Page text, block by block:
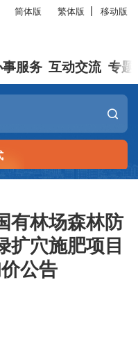
简体版 繁体版 移动版
事服务 互动交流 专题
有林场森林防
扩穴施肥项目
公告